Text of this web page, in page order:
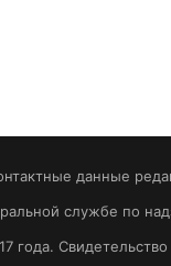
данные
службе по
года.